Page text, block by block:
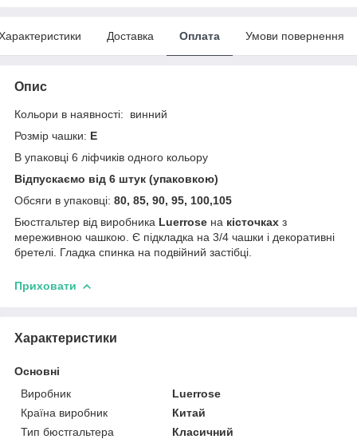
Доставка Оплата Умови повернення
Опис
Кольори в наявності: винний
Розмір чашки: Е
В упаковці 6 ліфчиків одного кольору
Відпускаємо від 6 штук (упаковкою)
Обсяги в упаковці: 80, 85, 90, 95, 100,105
Бюстгальтер від виробника Luerrose на кісточках з
мереживною чашкою. Є підкладка на 3/4 чашки і декоративні
бретелі. Гладка спинка на подвійний застібці.
Приховати
Характеристики
Основні
Виробник
Luerrose
Країна виробник
Китай
Тип бюстгальтера
Класичний